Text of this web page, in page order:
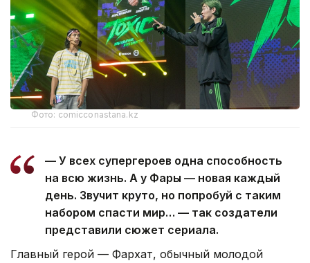
Фото: comicconastana.kz
— У всех супергероев одна способность
на всю жизнь. А у Фары — новая каждый
день. Звучит круто, но попробуй с таким
набором спасти мир… — так создатели
представили сюжет сериала.
Главный герой — Фархат, обычный молодой